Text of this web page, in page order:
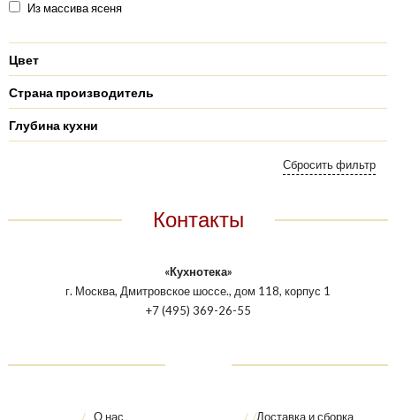
Из массива ясеня
Цвет
Страна производитель
Глубина кухни
Контакты
«Кухнотека»
г. Москва, Дмитровское шоссе., дом 118, корпус 1
+7 (495) 369-26-55
О нас Доставка и сборка